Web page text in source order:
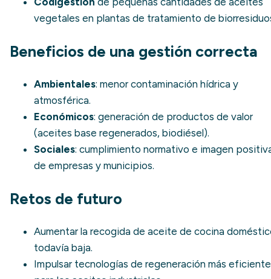
vegetales en plantas de tratamiento de
Beneficios de una gestión correcta
Ambientales: menor contaminación hídrica y
atmosférica.
Económicos: generación de productos de valor
(aceites base regenerados, biodiésel).
Sociales: cumplimiento normativo e imagen
de empresas y municipios.
Retos de futuro
Aumentar la recogida de aceite de cocina
todavía baja.
Impulsar tecnologías de regeneración más